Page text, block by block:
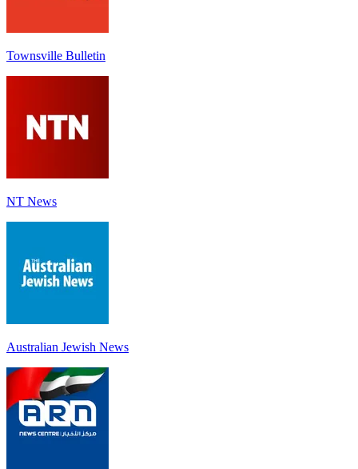
Townsville Bulletin
NT News
Australian Jewish News